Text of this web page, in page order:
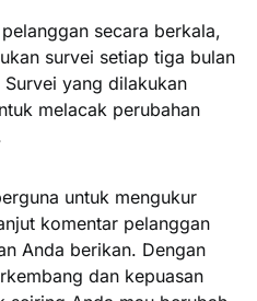
secara berkala,
survei setiap tiga bulan
yang dilakukan
melacak perubahan
untuk mengukur
komentar pelanggan
Anda berikan. Dengan
dan kepuasan